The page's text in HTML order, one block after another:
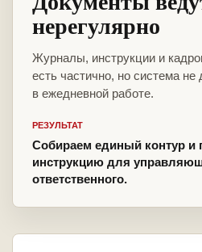
нерегулярно
Журналы, инструкции и
есть частично, но система не
в ежедневной работе.
РЕЗУЛЬТАТ
Собираем единый контур и
инструкцию для
ответственного.